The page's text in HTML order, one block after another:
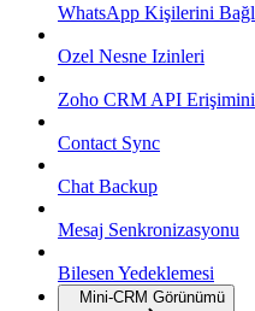
WhatsApp Kişilerini
Ozel Nesne Izinleri
Zoho CRM API
Contact Sync
Chat Backup
Mesaj Senkronizasyonu
Bilesen Yedeklemesi
Mini-CRM Görünümü